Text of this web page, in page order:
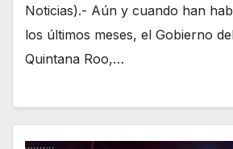
Noticias).- Aún y cuando han
los últimos meses, el Gobierno
Quintana Roo,…